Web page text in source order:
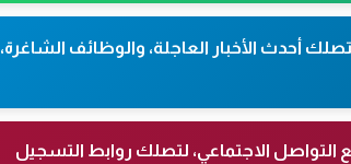
أحدث الأخبار العاجلة، والوظائف الشاغرة،
التواصل الاجتماعي، لتصلك روابط التسجيل